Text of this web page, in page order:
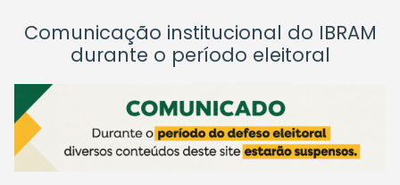
Comunicação institucional do IBRAM
durante o período eleitoral